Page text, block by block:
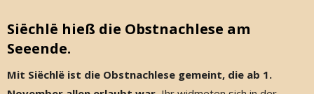
Siëchlë hieß die Obstnachlese am
Seeende.
Mit Siëchlë ist die Obstnachlese gemeint, die ab 1.